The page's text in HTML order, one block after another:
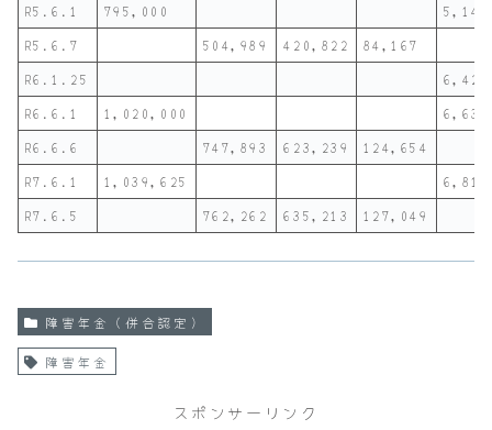
R5.6.1
795,000
5,140
R5.6.7
504,989 420,822
84,167
R6.1.25
6,425
R6.6.1
1,020,000
6,638
R6.6.6
747,893 623,239
124,654
R7.6.1
1,039,625
6,813
R7.6.5
762,262 635,213 127,049
障害年金（併合認定）
障害年金
スポンサーリンク